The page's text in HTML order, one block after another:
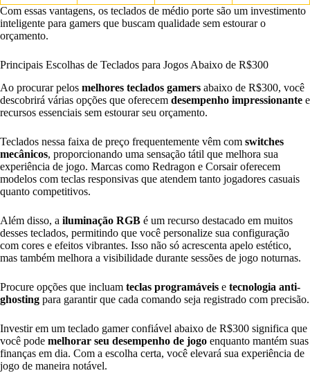
Com essas vantagens, os teclados de médio porte são um investimento
inteligente para gamers que buscam qualidade sem estourar o
orçamento.
Principais Escolhas de Teclados para Jogos Abaixo de R$300
Ao procurar pelos melhores teclados gamers abaixo de R$300, você
descobrirá várias opções que oferecem desempenho impressionante e
recursos essenciais sem estourar seu orçamento.
Teclados nessa faixa de preço frequentemente vêm com switches
mecânicos, proporcionando uma sensação tátil que melhora sua
experiência de jogo. Marcas como Redragon e Corsair oferecem
modelos com teclas responsivas que atendem tanto jogadores casuais
quanto competitivos.
Além disso, a iluminação RGB é um recurso destacado em muitos
desses teclados, permitindo que você personalize sua configuração
com cores e efeitos vibrantes. Isso não só acrescenta apelo estético,
mas também melhora a visibilidade durante sessões de jogo noturnas.
Procure opções que incluam teclas programáveis e tecnologia anti-
ghosting para garantir que cada comando seja registrado com precisão.
Investir em um teclado gamer confiável abaixo de R$300 significa que
você pode melhorar seu desempenho de jogo enquanto mantém suas
finanças em dia. Com a escolha certa, você elevará sua experiência de
jogo de maneira notável.